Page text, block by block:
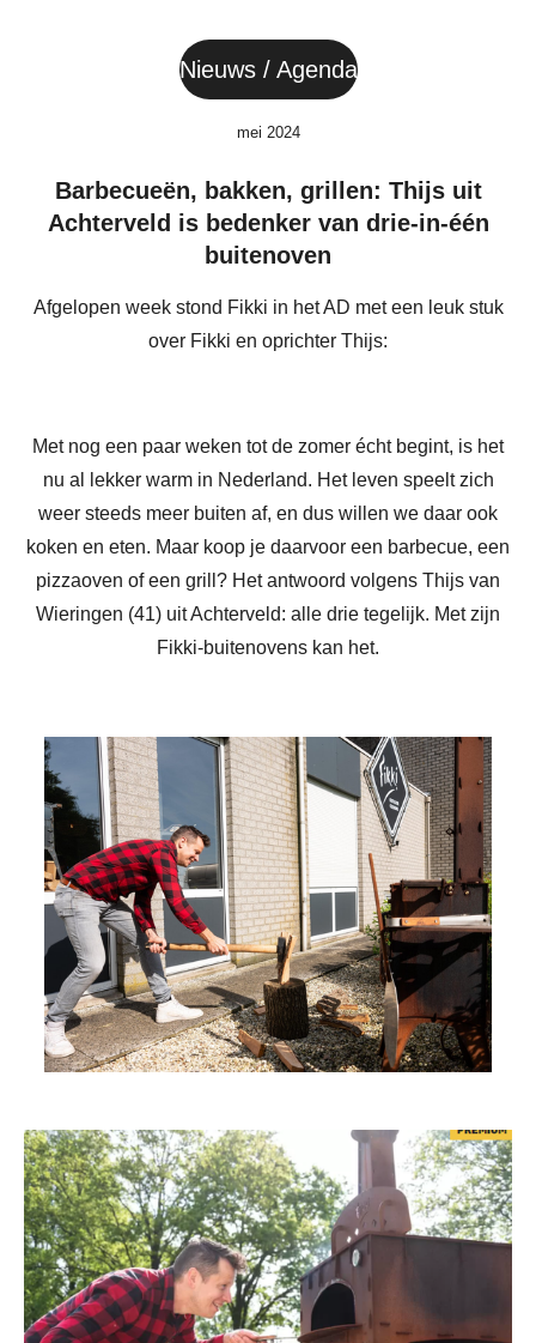
Nieuws / Agenda
mei 2024
Barbecueën, bakken, grillen: Thijs uit
Achterveld is bedenker van drie-in-één
buitenoven
Afgelopen week stond Fikki in het AD met een leuk stuk
over Fikki en oprichter Thijs:
Met nog een paar weken tot de zomer écht begint, is het
nu al lekker warm in Nederland. Het leven speelt zich
weer steeds meer buiten af, en dus willen we daar ook
koken en eten. Maar koop je daarvoor een barbecue, een
pizzaoven of een grill? Het antwoord volgens Thijs van
Wieringen (41) uit Achterveld: alle drie tegelijk. Met zijn
Fikki-buitenovens kan het.